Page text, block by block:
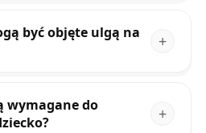
być objęte ulgą na
wymagane do